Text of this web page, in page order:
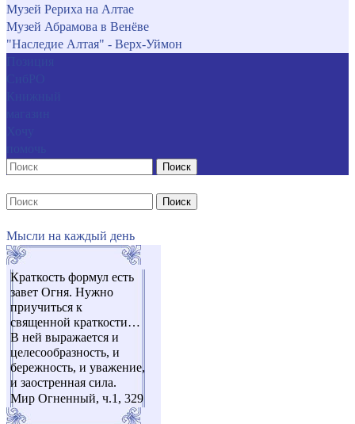
Музей Рериха на Алтае
Музей Абрамова в Венёве
"Наследие Алтая" - Верх-Уймон
Поиск
Поиск
Мысли на каждый день
Краткость формул есть
завет Огня. Нужно
приучиться к
священной краткости…
В ней выражается и
целесообразность, и
бережность, и уважение,
и заостренная сила.
Мир Огненный, ч.1, 329